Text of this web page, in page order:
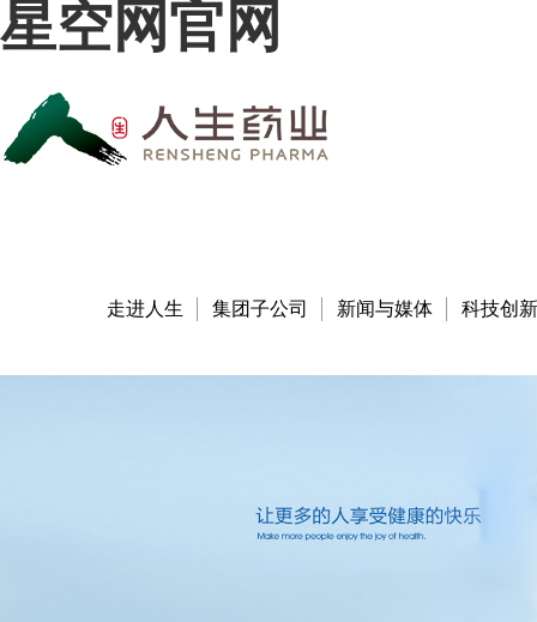
星空网官网
科技创新
新闻与媒体
集团子公司
走进人生